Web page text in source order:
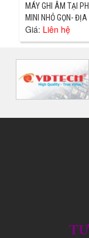
MÁY GHI ÂM TẠI
MINI NHỎ GỌN-
TUY HÒA
Giá: Liên hệ
THIẾT